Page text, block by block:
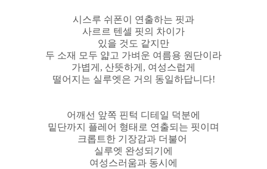
시스루 쉬폰이 연출하는 핏과
사르르 텐셀 핏의 차이가
있을 것도 같지만
두 소재 모두 얇고 가벼운 여름용 원단이라
가볍게, 산뜻하게, 여성스럽게
떨어지는 실루엣은 거의 동일하답니다!
어깨선 앞쪽 핀턱 디테일 덕분에
밑단까지 플레어 형태로 연출되는 핏이며
크롭트한 기장감과 더불어
실루엣 완성되기에
여성스러움과 동시에